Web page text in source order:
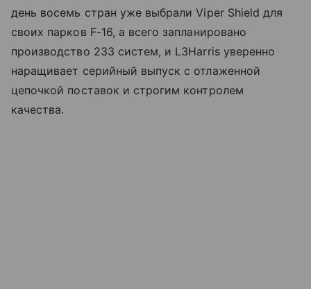
день восемь стран уже выбрали Viper Shield для
своих парков F-16, а всего запланировано
производство 233 систем, и L3Harris уверенно
наращивает серийный выпуск с отлаженной
цепочкой поставок и строгим контролем
качества.